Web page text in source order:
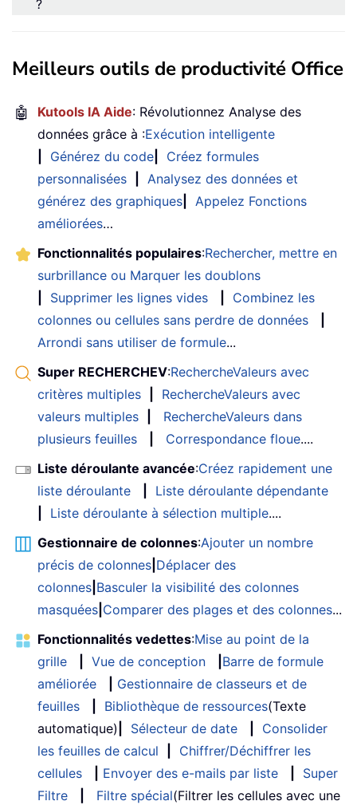
?
Meilleurs outils de productivité Office
🤖 Kutools IA Aide: Révolutionnez Analyse des
données grâce à :Exécution intelligente
Générez du code
Créez formules
personnalisées
Analysez des données et
générez des graphiques
Appelez Fonctions
améliorées…
Fonctionnalités populaires:Rechercher, mettre en
surbrillance ou Marquer les doublons
Supprimer les lignes vides
Combinez les
colonnes ou cellules sans perdre de données
Arrondi sans utiliser de formule...
Super RECHERCHEV:RechercheValeurs avec
critères multiples
RechercheValeurs avec
valeurs multiples
RechercheValeurs dans
plusieurs feuilles
Correspondance floue....
Liste déroulante avancée:Créez rapidement une
liste déroulante
Liste déroulante dépendante
Liste déroulante à sélection multiple....
Gestionnaire de colonnes:Ajouter un nombre
précis de colonnes Déplacer des
colonnes Basculer la visibilité des colonnes
masquées Comparer des plages et des colonnes...
Fonctionnalités vedettes:Mise au point de la
grille
Vue de conception
Barre de formule
améliorée
Gestionnaire de classeurs et de
feuilles
Bibliothèque de ressources(Texte
automatique)
Sélecteur de date
Consolider
les feuilles de calcul
Chiffrer/Déchiffrer les
cellules
Envoyer des e-mails par liste
Super
Filtre
Filtre spécial(Filtrer les cellules avec une